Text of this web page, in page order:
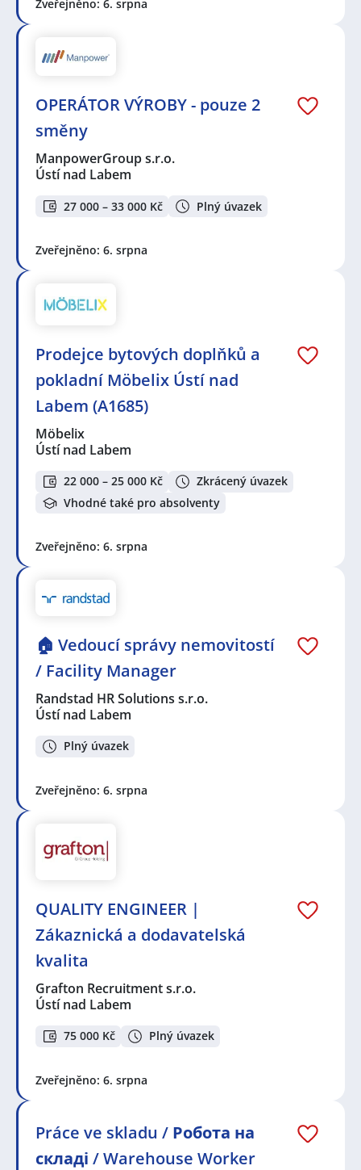
Zveřejněno: 6. srpna
OPERÁTOR VÝROBY - pouze 2
směny
ManpowerGroup s.r.o.
Ústí nad Labem
27 000 – 33 000 Kč Plný úvazek
Zveřejněno: 6. srpna
Prodejce bytových doplňků a
pokladní Möbelix Ústí nad
Labem (A1685)
Möbelix
Ústí nad Labem
22 000 – 25 000 Kč
Zkrácený úvazek
Vhodné také pro absolventy
Zveřejněno: 6. srpna
🏠 Vedoucí správy nemovitostí
/ Facility Manager
Randstad HR Solutions s.r.o.
Ústí nad Labem
Plný úvazek
Zveřejněno: 6. srpna
QUALITY ENGINEER |
Zákaznická a dodavatelská
kvalita
Grafton Recruitment s.r.o.
Ústí nad Labem
75 000 Kč Plný úvazek
Zveřejněno: 6. srpna
Práce ve skladu / Робота на
складі / Warehouse Worker